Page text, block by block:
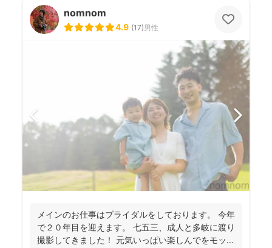
nomnom
4.9 (17)男性
メインのお仕事はブライダルをしております。 今年
で２０年目を迎えます。 七五三、成人と多岐に渡り
撮影してきました！ 元気いっぱい楽しんでをモット